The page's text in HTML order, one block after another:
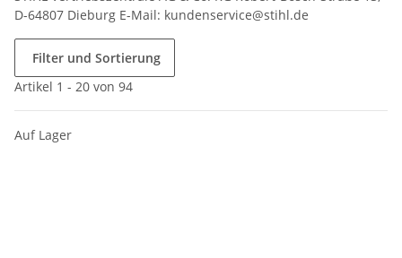
D-64807 Dieburg E-Mail: kundenservice@stihl.de
Filter und Sortierung
Artikel 1 - 20 von 94
Auf Lager